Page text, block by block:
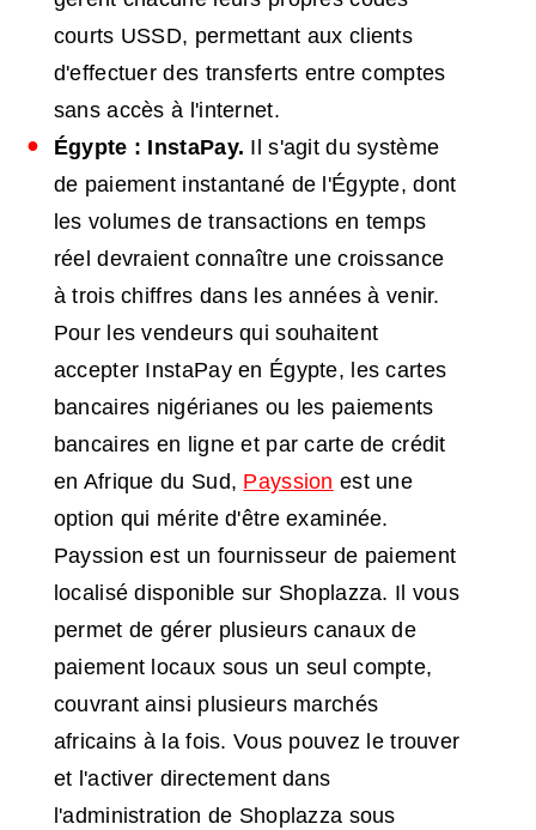
courts USSD, permettant aux clients
d'effectuer des transferts entre comptes
sans accès à l'internet.
Égypte : InstaPay. Il s'agit du système
de paiement instantané de l'Égypte, dont
les volumes de transactions en temps
réel devraient connaître une croissance
à trois chiffres dans les années à venir.
Pour les vendeurs qui souhaitent
accepter InstaPay en Égypte, les cartes
bancaires nigérianes ou les paiements
bancaires en ligne et par carte de crédit
en Afrique du Sud, Payssion est une
option qui mérite d'être examinée.
Payssion est un fournisseur de paiement
localisé disponible sur Shoplazza. Il vous
permet de gérer plusieurs canaux de
paiement locaux sous un seul compte,
couvrant ainsi plusieurs marchés
africains à la fois. Vous pouvez le trouver
et l'activer directement dans
l'administration de Shoplazza sous